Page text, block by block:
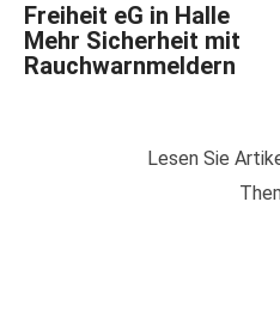
Freiheit eG in Halle
Mehr Sicherheit mit
Rauchwarnmeldern
Lesen Sie